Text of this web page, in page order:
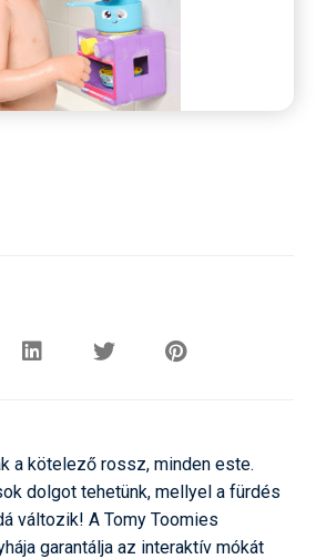
a kötelező rossz, minden este.
dolgot tehetünk, mellyel a fürdés
változik! A Tomy Toomies
garantálja az interaktív mókát